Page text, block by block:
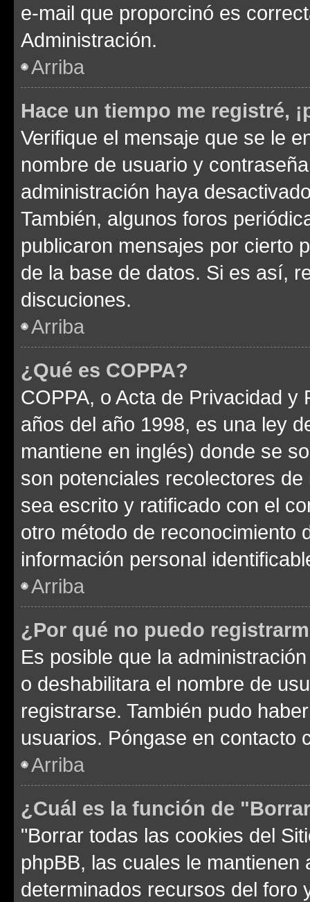
e-mail que proporcinó es
Administración.
Arriba
Hace un tiempo me registré,
Verifique el mensaje que se le
nombre de usuario y
administración haya
También, algunos foros
publicaron mensajes por cierto
de la base de datos. Si es así,
discuciones.
Arriba
¿Qué es COPPA?
COPPA, o Acta de Privacidad
años del año 1998, es una ley
mantiene en inglés) donde se
son potenciales recolectores
sea escrito y ratificado con el
otro método de reconocimiento
información personal
Arriba
¿Por qué no puedo
Es posible que la
o deshabilitara el nombre de
registrarse. También pudo
usuarios. Póngase en contacto
Arriba
¿Cuál es la función de
"Borrar todas las cookies del
phpBB, las cuales le
determinados recursos del foro